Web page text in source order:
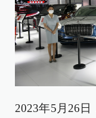
2023年5月26